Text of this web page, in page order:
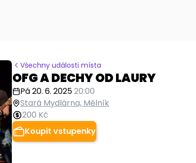
Všechny události místa
OFG A DECHY OD LAURY
Pá 20. 6. 202520:00
Stará Mydlárna, Mělník
200 Kč
Koupit vstupenky